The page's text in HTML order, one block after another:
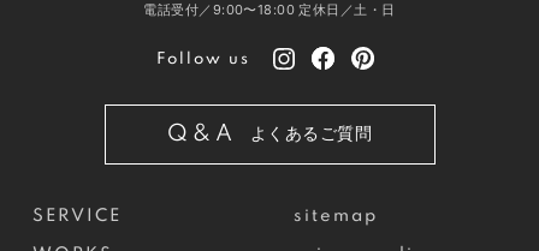
SERVICE sitemap
電話受付／9:00〜18:00 定休日／土・日
Follow us
Q&A よくあるご質問